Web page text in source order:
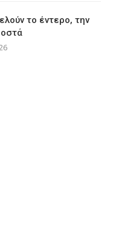
το έντερο, την
οστά